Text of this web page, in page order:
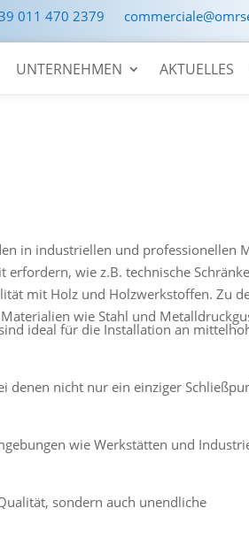
011 470 2379
UNTERNEHMEN AKTUELLES
in industriellen und professionellen
wie z.B. technische
mit Holz und Holzwerkstoffen. Zu
wie Stahl und
ideal für die Installation an
denen nicht nur ein einziger
wie Werkstätten und
sondern auch unendliche